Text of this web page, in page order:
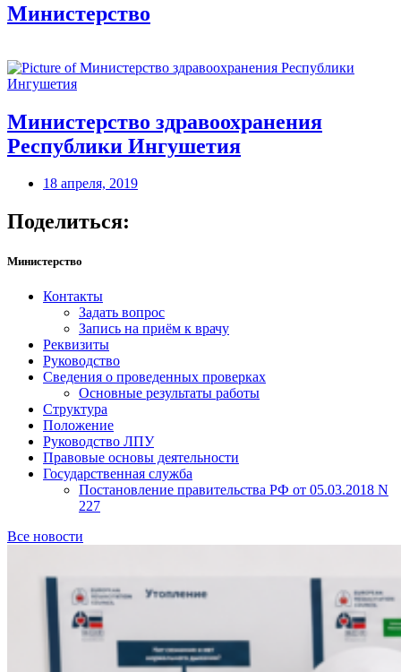
Министерство
Министерство здравоохранения
Республики Ингушетия
18 апреля, 2019
Поделиться:
Министерство
Контакты
Задать вопрос
Запись на приём к врачу
Реквизиты
Руководство
Сведения о проведенных проверках
Основные результаты работы
Структура
Положение
Руководство ЛПУ
Правовые основы деятельности
Государственная служба
Постановление правительства РФ от 05.03.2018 N
227
Все новости